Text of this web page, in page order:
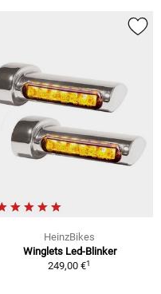
HeinzBikes
Winglets Led-Blinker
249,00 €1